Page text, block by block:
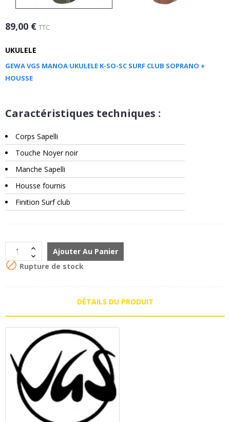
89,00 € TTC
UKULELE
GEWA VGS MANOA UKULELE K-SO-SC SURF CLUB SOPRANO +
HOUSSE
Caractéristiques techniques :
Corps Sapelli
Touche Noyer noir
Manche Sapelli
Housse fournis
Finition Surf club
Ajouter Au Panier
 Rupture de stock
DÉTAILS DU PRODUIT